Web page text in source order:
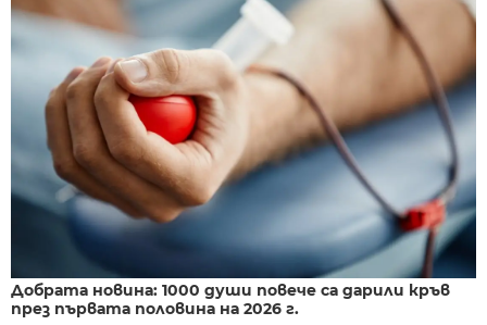
Добрата новина: 1000 души повече са дарили кръв
през първата половина на 2026 г.